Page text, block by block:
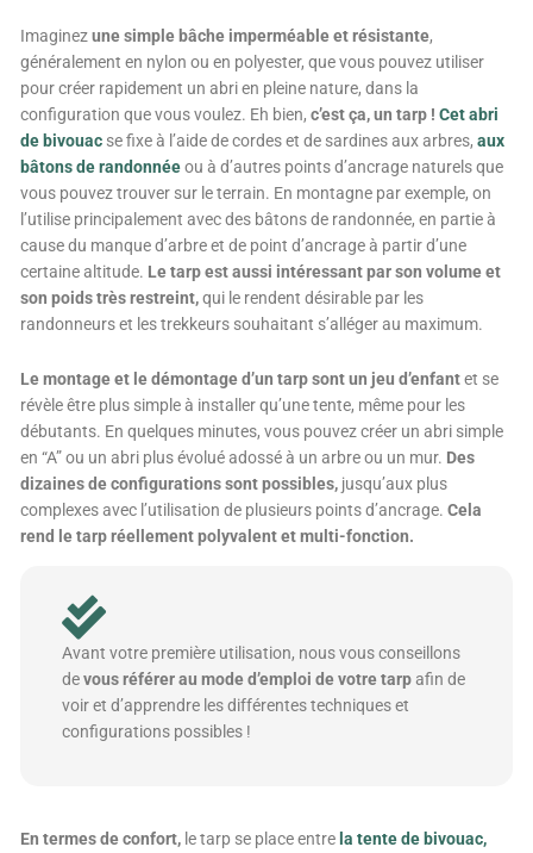
Imaginezune simple bâche imperméable et résistante,
généralement en nylon ou en polyester, que vous pouvez utiliser
pour créer rapidement un abri en pleine nature, dans la
configuration que vous voulez. Eh bien,c’est ça, un tarp !Cet abri
de bivouac se fixe à l’aide de cordes et de sardines aux arbres,aux
bâtons de randonnéeou à d’autres points d’ancrage naturels que
vous pouvez trouver sur le terrain. En montagne par exemple, on
l’utilise principalement avec des bâtons de randonnée, en partie à
cause du manque d’arbre et de point d’ancrage à partir d’une
certaine altitude. Le tarp est aussi intéressant par son volume et
son poids très restreint,qui le rendent désirable par les
randonneurs et les trekkeurs souhaitant s’alléger au maximum.
Le montage et le démontage d’un tarp sont un jeu d’enfantet se
révèle être plus simple à installer qu’une tente, même pour les
débutants. En quelques minutes, vous pouvez créer un abri simple
en “A” ou un abri plus évolué adossé à un arbre ou un mur. Des
dizaines de configurations sont possibles, jusqu’aux plus
complexes avec l’utilisation de plusieurs points d’ancrage.Cela
rend le tarp réellement polyvalent et multi-fonction.
Avant votre première utilisation, nous vous conseillons
devous référer au mode d’emploi de votre tarpafin de
voir et d’apprendre les différentes techniques et
configurations possibles !
En termes de confort, le tarp se place entre la tente de bivouac,